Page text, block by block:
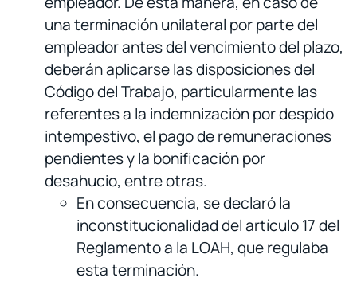
una terminación unilateral por parte del
empleador antes del vencimiento del plazo,
deberán aplicarse las disposiciones del
Código del Trabajo, particularmente las
referentes a la indemnización por despido
intempestivo, el pago de remuneraciones
pendientes y la bonificación por
desahucio, entre otras.
En consecuencia, se declaró la
inconstitucionalidad del artículo 17 del
Reglamento a la LOAH, que regulaba
esta terminación.